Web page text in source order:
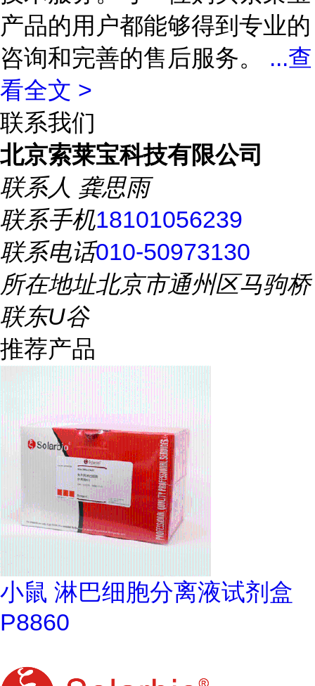
产品的用户都能够得到专业的
咨询和完善的售后服务。 ...查
看全文 >
联系我们
北京索莱宝科技有限公司
联系人 龚思雨
联系手机18101056239
联系电话010-50973130
所在地址北京市通州区马驹桥
联东U谷
推荐产品
小鼠 淋巴细胞分离液试剂盒
P8860